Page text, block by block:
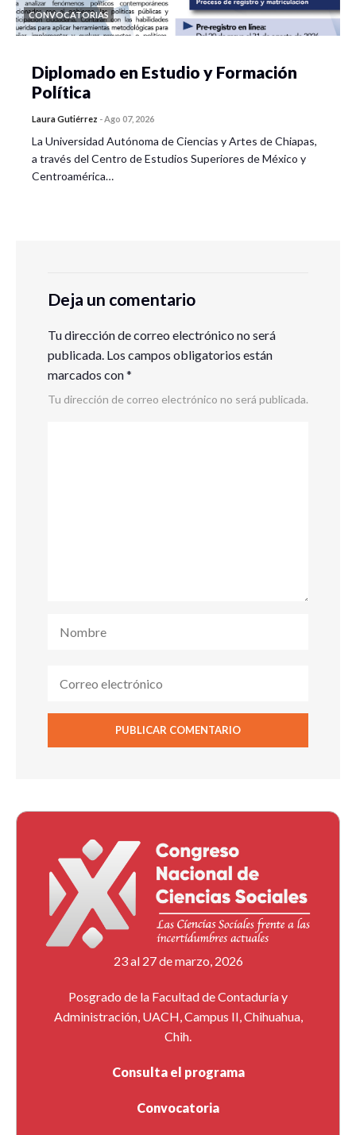
CONVOCATORIAS
Diplomado en Estudio y Formación
Política
Laura Gutiérrez -Ago 07, 2026
La Universidad Autónoma de Ciencias y Artes de Chiapas,
a través del Centro de Estudios Superiores de México y
Centroamérica…
Deja un comentario
Tu dirección de correo electrónico no será
publicada. Los campos obligatorios están
marcados con*
Tu dirección de correo electrónico no será publicada.
23 al 27 de marzo, 2026
Posgrado de la Facultad de Contaduría y
Administración, UACH, Campus II, Chihuahua,
Chih.
Consulta el programa
Convocatoria